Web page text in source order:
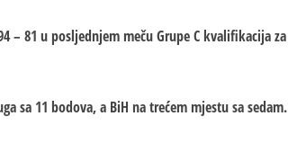
– 81 u posljednjem meču Grupe C kvalifikacija za
sa 11 bodova, a BiH na trećem mjestu sa sedam.